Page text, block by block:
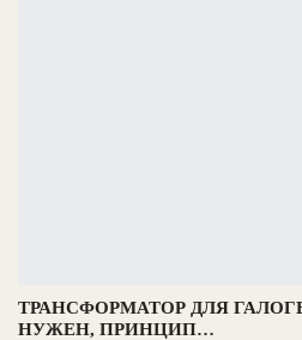
ТРАНСФОРМАТОР ДЛЯ
НУЖЕН, ПРИНЦИП…